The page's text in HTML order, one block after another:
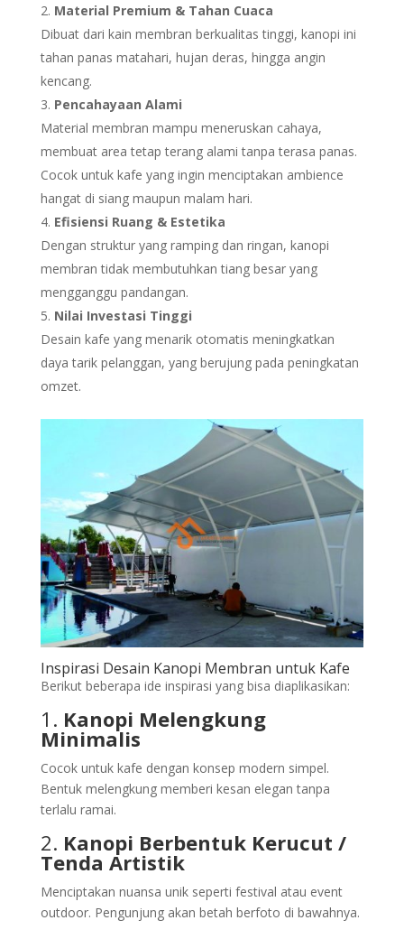
Material Premium & Tahan Cuaca
Dibuat dari kain membran berkualitas tinggi, kanopi ini
tahan panas matahari, hujan deras, hingga angin
kencang.
Pencahayaan Alami
Material membran mampu meneruskan cahaya,
membuat area tetap terang alami tanpa terasa panas.
Cocok untuk kafe yang ingin menciptakan ambience
hangat di siang maupun malam hari.
Efisiensi Ruang & Estetika
Dengan struktur yang ramping dan ringan, kanopi
membran tidak membutuhkan tiang besar yang
mengganggu pandangan.
Nilai Investasi Tinggi
Desain kafe yang menarik otomatis meningkatkan
daya tarik pelanggan, yang berujung pada peningkatan
omzet.
Inspirasi Desain Kanopi Membran untuk Kafe
Berikut beberapa ide inspirasi yang bisa diaplikasikan:
1. Kanopi Melengkung
Minimalis
Cocok untuk kafe dengan konsep modern simpel.
Bentuk melengkung memberi kesan elegan tanpa
terlalu ramai.
2. Kanopi Berbentuk Kerucut /
Tenda Artistik
Menciptakan nuansa unik seperti festival atau event
outdoor. Pengunjung akan betah berfoto di bawahnya.